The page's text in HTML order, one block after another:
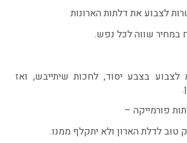
לצבוע את דלתות הארונות
שווה לכל נפש.
לצבוע בצבע יסוד, לחכות שיתייבש, ואז
פורמייקה –
טוב לדלת הארון ולא יתקלף ממנו.